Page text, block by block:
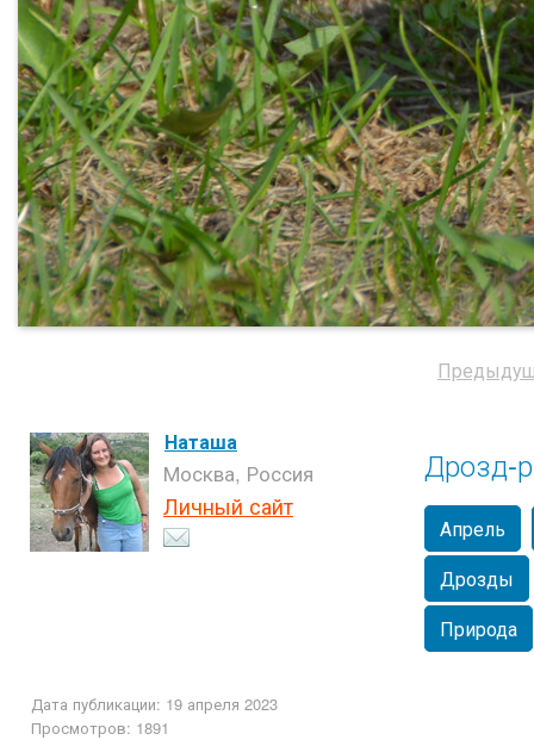
Наташа
Москва, Россия
Личный сайт
Дрозд-
Апрель
Дрозды
Природа
Дата публикации: 19 апреля 2023
Просмотров: 1891